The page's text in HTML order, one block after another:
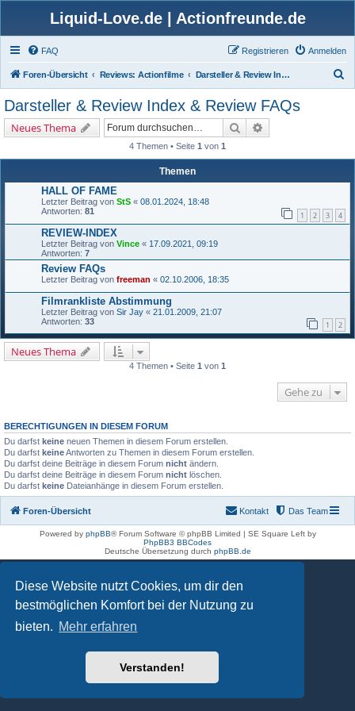
Diese Website nutzt Cookies, um dir den
bestmöglichen Komfort bei der Nutzung zu
bieten. Mehr erfahren
Verstanden!
Liquid-Love.de | Actionfreunde.de
FAQ Anmelden
Registrieren
Foren-Übersicht Reviews: Actionfilme Darsteller & Review Index & Review FAQs
Darsteller & Review Index & Review FAQs
Neues Thema Suche
4 Themen • Seite 1 von 1
Themen
HALL OF FAME
Letzter Beitrag von StS « 08.01.2024, 18:48
Antworten: 81 1 2 3 4
REVIEW-INDEX
Letzter Beitrag von Vince « 17.09.2021, 09:19
Antworten: 7
Review FAQs
Letzter Beitrag von freeman « 02.10.2006, 18:35
Filmrankliste Abstimmung
Letzter Beitrag von Sir Jay « 21.01.2009, 21:07
Antworten: 33 1 2
Neues Thema
4 Themen • Seite 1 von 1
Gehe zu
BERECHTIGUNGEN IN DIESEM FORUM
Du darfst keine neuen Themen in diesem Forum erstellen.
Du darfst keineAntworten zu Themen in diesem Forum erstellen.
Du darfst deine Beiträge in diesem Forum nicht ändern.
Du darfst deine Beiträge in diesem Forum nicht löschen.
Du darfst keine Dateianhänge in diesem Forum erstellen.
Foren-Übersicht Das Team
Kontakt
Powered by phpBB® Forum Software © phpBB Limited | SE Square Left by
PhpBB3 BBCodes
Deutsche Übersetzung durch phpBB.de